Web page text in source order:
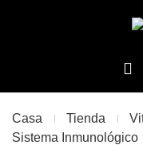
Casa Tienda
Sistema Inmunológico